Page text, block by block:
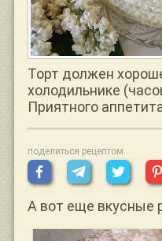
Торт должен
холодильнике
Приятного
поделиться рецептом
А вот еще вкусные